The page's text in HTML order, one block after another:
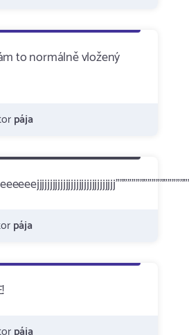
to normálně vložený
pája
pája